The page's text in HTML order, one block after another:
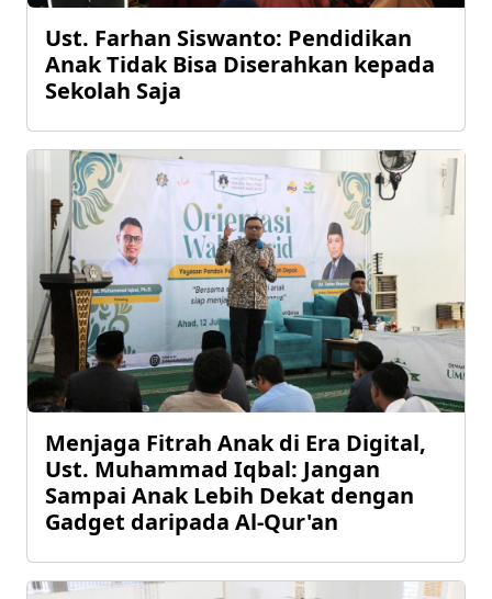
Ust. Farhan Siswanto: Pendidikan
Anak Tidak Bisa Diserahkan kepada
Sekolah Saja
Menjaga Fitrah Anak di Era Digital,
Ust. Muhammad Iqbal: Jangan
Sampai Anak Lebih Dekat dengan
Gadget daripada Al-Qur'an